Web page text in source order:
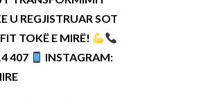
U REGJISTRUAR SOT
TOKË E MIRË!
407
INSTAGRAM: